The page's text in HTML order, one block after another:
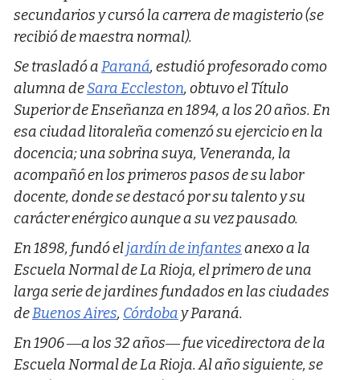
secundarios y cursó la carrera de magisterio (se
recibió de maestra normal).
Se trasladó aParaná, estudió profesorado como
alumna deSara Eccleston, obtuvo el Título
Superior de Enseñanza en 1894, a los 20 años. En
esa ciudad litoraleña comenzó su ejercicio en la
docencia; una sobrina suya, Veneranda, la
acompañó en los primeros pasos de su labor
docente, donde se destacó por su talento y su
carácter enérgico aunque a su vez pausado.
En 1898, fundó eljardín de infantesanexo a la
Escuela Normal de La Rioja,​ el primero de una
larga serie de jardines fundados en las ciudades
deBuenos Aires, Córdobay Paraná.
En 1906 ―a los 32 años― fue vicedirectora de la
Escuela Normal de La Rioja. Al año siguiente, se